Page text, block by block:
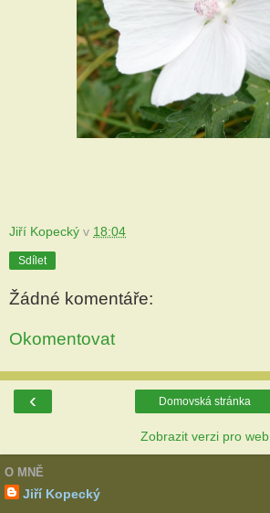
Jiří Kopecký v 18:04
Sdílet
Žádné komentáře:
Okomentovat
‹ Domovská stránka
Zobrazit verzi pro web
O MNĚ
Jiří Kopecký